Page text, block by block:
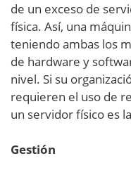
de un exceso de
física. Así, una
teniendo ambas los
de hardware y
nivel. Si su
requieren el uso de
un servidor físico es
Gestión